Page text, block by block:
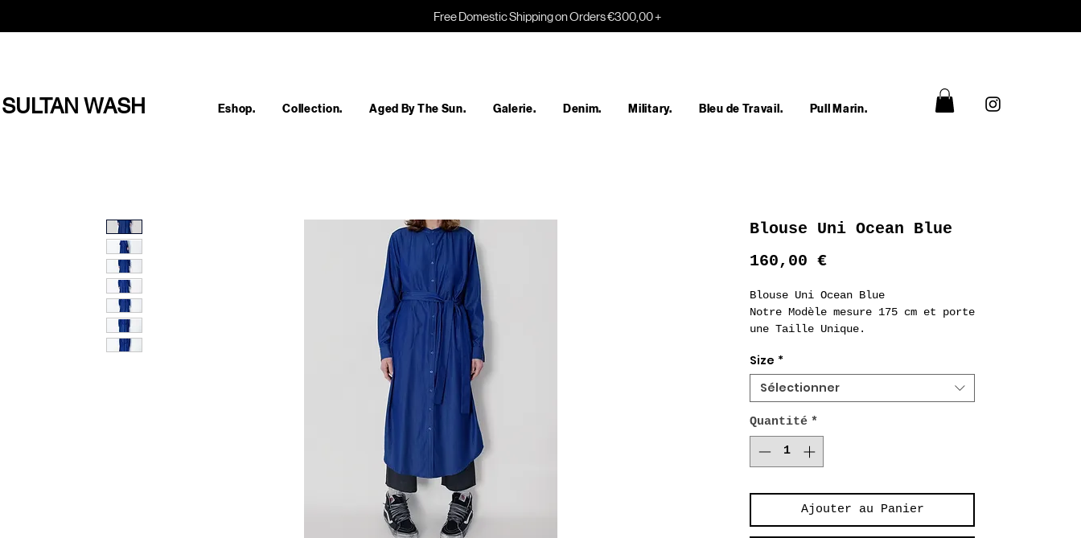
Free Domestic Shipping on Orders €300,00 +
SULTAN WASH Eshop. Collection. Aged By The Sun. Galerie. Denim. Military. Bleu de Travail. Pull Marin.
Blouse Uni Ocean Blue
160,00 €Prix
Blouse Uni Ocean Blue
Notre Modèle mesure 175 cm et porte
une Taille Unique.
Longue Robe Boutonnée Ceinturée
Poches interieures
Long Belted Buttoned Dress
Interior Pockets
Fluid Fabric
Size *
Sélectionner
Quantité *
Ajouter au Panier